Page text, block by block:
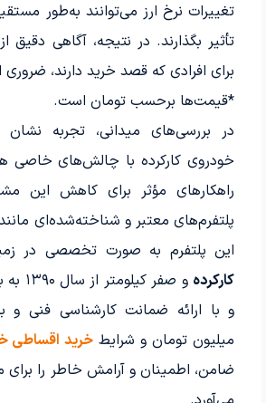
تغییرات نرخ ارز می‌توانند به‌طور
تأثیر بگذارند. در نتیجه، آگاهی دقیق از
برای افرادی که قصد خرید دارند،
*قیمت‌ها برحسب تومان است.
در بررسی‌های میدانی، تجربه
خودروی کارکرده با چالش‌های خاصی
راهکارهای مؤثر برای کاهش این
پلتفرم‌های معتبر و شناخته‌شده‌ای
این پلتفرم به صورت تخصصی در
کارکرده
و صفر
میلیون تومان و شرایطخرید اقساطی
ضامن، اطمینان و آرامش خاطر را برای